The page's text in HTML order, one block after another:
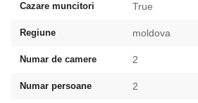
Cazare muncitori True
Regiune moldova
Numar de camere 2
Numar persoane 2